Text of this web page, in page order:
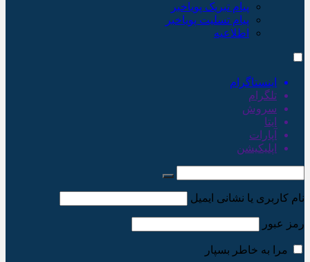
پیام تبریک پویاخبر
پیام تسلیت پویاخبر
اطلاعیه
اینستاگرام
تلگرام
سروش
ایتا
آپارات
اپلیکیشن
نام کاربری یا نشانی ایمیل
رمز عبور
مرا به خاطر بسپار